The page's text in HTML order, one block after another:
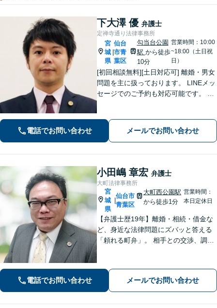
下大澤 優 弁護士
定禅寺通り法律事務所
宮
城
県
仙台
市青
葉区
勾当台公園
駅 から徒歩
10分
営業時間：10:00
~18:00（土日祝
日）
[初回相談無料][土日対応可] 離婚・男女
問題を主に扱っております。 LINEメッ
セージでのご予約も対応可能です。 LI
in.ee/uFqpYWb
電話でお問い合わせ メールでお問い合わせ
小田嶋 章宏 弁護士
大町法律事務所
宮
城
県
仙台市
青葉区
大町西公園駅
から徒歩1分
営業時間：
本日定休日
【弁護士歴19年】離婚・相続・借金な
ど、身近な法律問題にズバッと答える
「頼れる町弁」。 相手との交渉、調
談料30分1,100円】【大町西公園駅1
分】【夜間・休日対応可能】
電話でお問い合わせ メールでお問い合わせ